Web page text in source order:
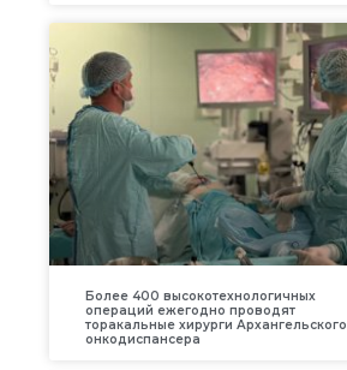
Более 400 высокотехнологичных
операций ежегодно проводят
торакальные хирурги Архангельского
онкодиспансера